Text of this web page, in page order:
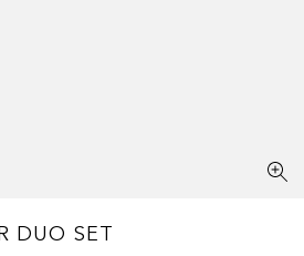
DUO SET